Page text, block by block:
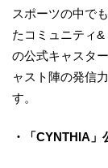
スポーツの中で
たコミュニティ
の公式キャスタ
ャスト陣の発信
す。
・「CYNTHIA」